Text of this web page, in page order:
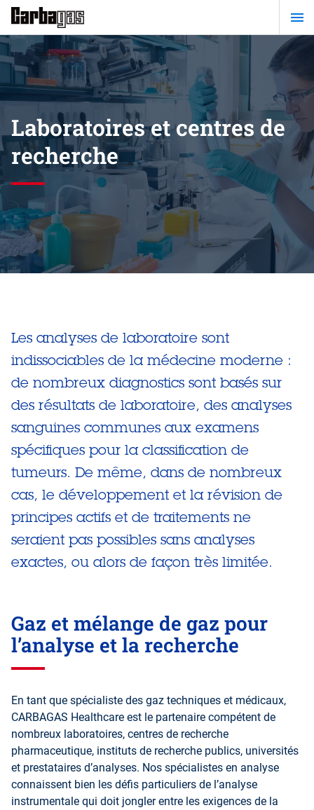
Passer
contenu
principal
Laboratoires et centres de
recherche
Les analyses de laboratoire sont
indissociables de la médecine moderne :
de nombreux diagnostics sont basés sur
des résultats de laboratoire, des analyses
sanguines communes aux examens
spécifiques pour la classification de
tumeurs. De même, dans de nombreux
cas, le développement et la révision de
principes actifs et de traitements ne
seraient pas possibles sans analyses
exactes, ou alors de façon très limitée.
Gaz et mélange de gaz pour
l’analyse et la recherche
En tant que spécialiste des gaz techniques et médicaux,
CARBAGAS Healthcare est le partenaire compétent de
nombreux laboratoires, centres de recherche
pharmaceutique, instituts de recherche publics, universités
et prestataires d’analyses. Nos spécialistes en analyse
connaissent bien les défis particuliers de l’analyse
instrumentale qui doit jongler entre les exigences de la